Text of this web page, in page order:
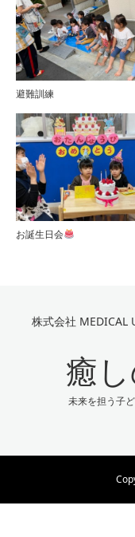
避難訓練
お誕生日会
株式会社 MEDICAL
癒
未来を担う子
RSS